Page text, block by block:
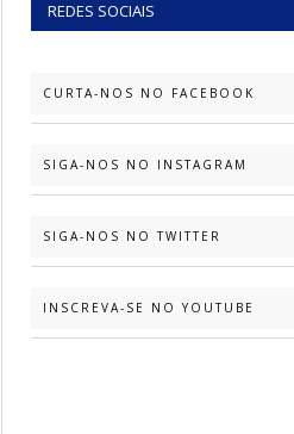
REDES SOCIAIS
CURTA-NOS NO FACEBOOK
SIGA-NOS NO INSTAGRAM
SIGA-NOS NO TWITTER
INSCREVA-SE NO YOUTUBE